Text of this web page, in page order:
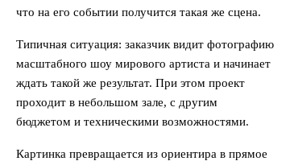
что на его событии получится такая же сцена.
Типичная ситуация: заказчик видит фотографию
масштабного шоу мирового артиста и начинает
ждать такой же результат. При этом проект
проходит в небольшом зале, с другим
бюджетом и техническими возможностями.
Картинка превращается из ориентира в прямое